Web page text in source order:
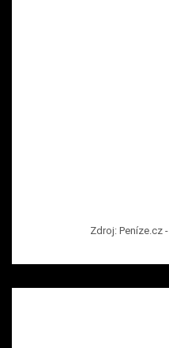
Zdroj: Peníze.cz -